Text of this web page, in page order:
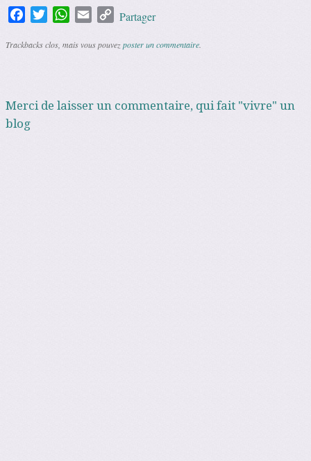
FacebookTwitterWhatsApp
Email Copy
Partager
Trackbacks clos, mais vous pouvezposter un commentaire
Merci de laisser un commentaire, qui fait "vivre" un
blog